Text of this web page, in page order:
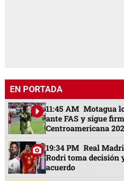
EN PORTADA
11:45 AM Motagua
ante FAS y sigue
Centroamericana
19:34 PM Real
Rodri toma decisión
acuerdo